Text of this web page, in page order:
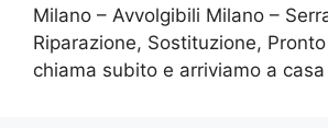
Milano – Avvolgibili Milano –
Riparazione, Sostituzione,
chiama subito e arriviamo a